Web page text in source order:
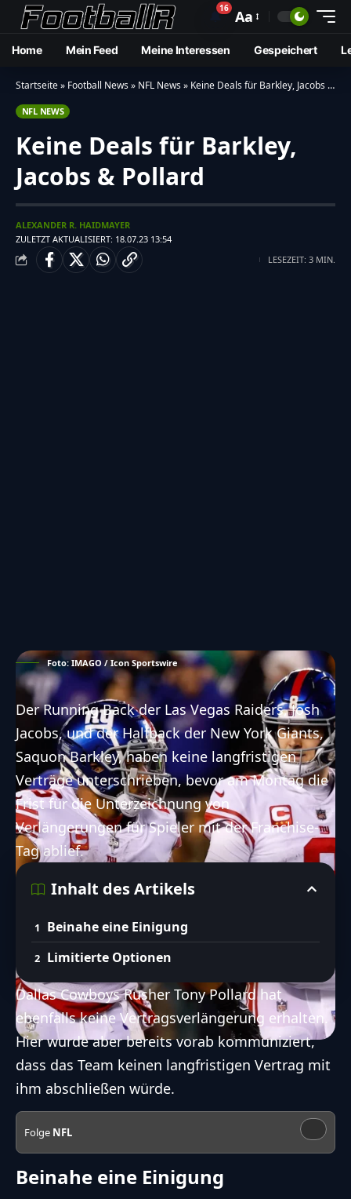
🔔16 Aa
Home Mein Feed Meine Interessen Gespeichert
Startseite» Football News» NFL News» Keine Deals für Barkley, Jacobs & Pollard
NFL NEWS
Keine Deals für Barkley,
Jacobs & Pollard
ZULETZT AKTUALISIERT: 18.07.23 13:54
ALEXANDER R. HAIDMAYER
LESEZEIT: 3 MIN.
Foto: IMAGO / Icon Sportswire
Der Running Back der Las Vegas Raiders, Josh
Jacobs, und der Halfback der New York Giants,
Saquon Barkley, haben keine langfristigen
Verträge unterschrieben, bevor am Montag die
Frist für die Unterzeichnung von
Verlängerungen für Spieler mit der Franchise-
Tag ablief.
Inhalt des Artikels
Beinahe eine Einigung
Limitierte Optionen
Dallas Cowboys Rusher Tony Pollard hat
ebenfalls keine Vertragsverlängerung erhalten.
Hier wurde aber bereits vorab kommuniziert,
dass das Team keinen langfristigen Vertrag mit
ihm abschließen würde.
Folge NFL
Beinahe eine Einigung